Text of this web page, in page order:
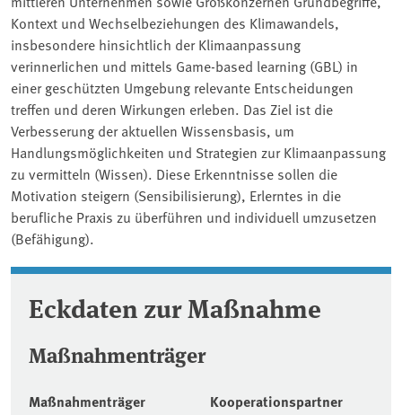
Kontext und Wechselbeziehungen des Klimawandels,
insbesondere hinsichtlich der Klimaanpassung
verinnerlichen und mittels Game-based learning (GBL) in
einer geschützten Umgebung relevante Entscheidungen
treffen und deren Wirkungen erleben. Das Ziel ist die
Verbesserung der aktuellen Wissensbasis, um
Handlungsmöglichkeiten und Strategien zur Klimaanpassung
zu vermitteln (Wissen). Diese Erkenntnisse sollen die
Motivation steigern (Sensibilisierung), Erlerntes in die
berufliche Praxis zu überführen und individuell umzusetzen
(Befähigung).
Eckdaten zur Maßnahme
Maßnahmenträger
Maßnahmenträger Kooperationspartner